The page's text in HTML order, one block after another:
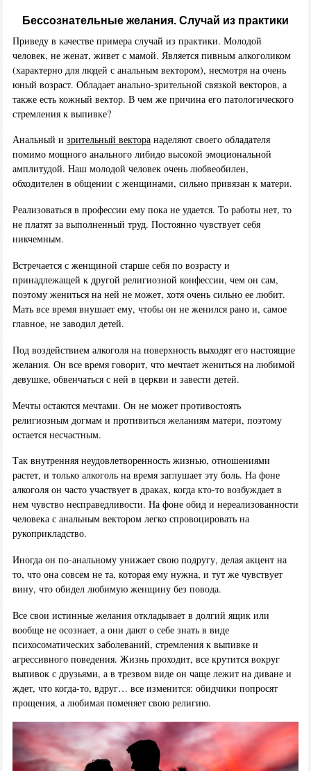
Бессознательные желания. Случай из практики
Приведу в качестве примера случай из практики. Молодой
человек, не женат, живет с мамой. Является пивным алкоголиком
(характерно для людей с анальным вектором), несмотря на очень
юный возраст. Обладает анально-зрительной связкой векторов, а
также есть кожный вектор. В чем же причина его патологического
стремления к выпивке?
Анальный и зрительный векторанаделяют своего обладателя
помимо мощного анального либидо высокой эмоциональной
амплитудой. Наш молодой человек очень любвеобилен,
обходителен в общении с женщинами, сильно привязан к матери.
Реализоваться в профессии ему пока не удается. То работы нет, то
не платят за выполненный труд. Постоянно чувствует себя
никчемным.
Встречается с женщиной старше себя по возрасту и
принадлежащей к другой религиозной конфессии, чем он сам,
поэтому жениться на ней не может, хотя очень сильно ее любит.
Мать все время внушает ему, чтобы он не женился рано и, самое
главное, не заводил детей.
Под воздействием алкоголя на поверхность выходят его настоящие
желания. Он все время говорит, что мечтает жениться на любимой
девушке, обвенчаться с ней в церкви и завести детей.
Мечты остаются мечтами. Он не может противостоять
религиозным догмам и противиться желаниям матери, поэтому
остается несчастным.
Так внутренняя неудовлетворенность жизнью, отношениями
растет, и только алкоголь на время заглушает эту боль. На фоне
алкоголя он часто участвует в драках, когда кто-то возбуждает в
нем чувство несправедливости. На фоне обид и нереализованности
человека с анальным вектором легко спровоцировать на
рукоприкладство.
Иногда он по-анальному унижает свою подругу, делая акцент на
то, что она совсем не та, которая ему нужна, и тут же чувствует
вину, что обидел любимую женщину без повода.
Все свои истинные желания откладывает в долгий ящик или
вообще не осознает, а они дают о себе знать в виде
психосоматических заболеваний, стремления к выпивке и
агрессивного поведения. Жизнь проходит, все крутится вокруг
выпивок с друзьями, а в трезвом виде он чаще лежит на диване и
ждет, что когда-то, вдруг… все изменится: обидчики попросят
прощения, а любимая поменяет свою религию.